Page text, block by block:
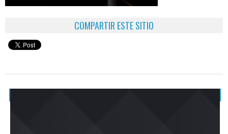
COMPARTIR ESTE SITIO